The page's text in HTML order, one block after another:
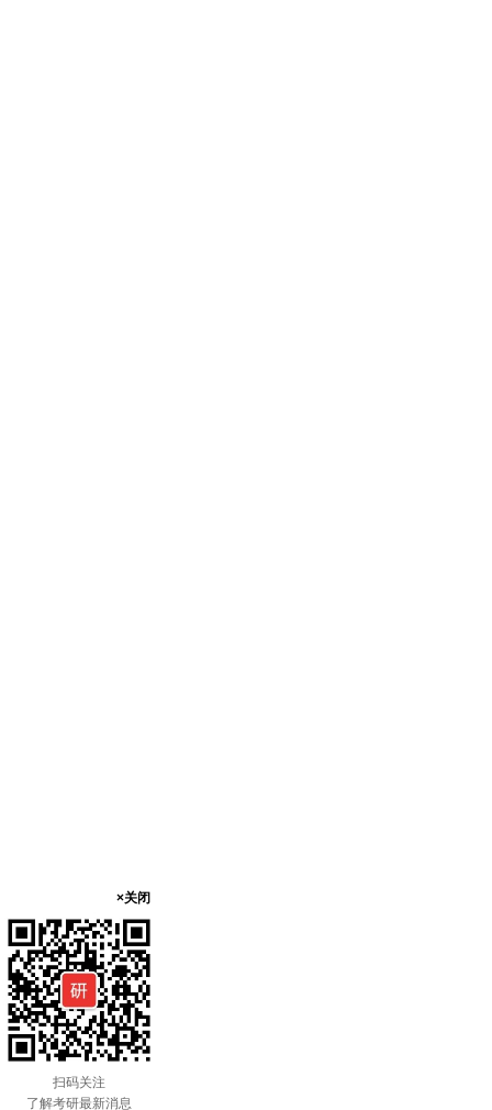
×关闭
扫码关注
了解考研最新消息